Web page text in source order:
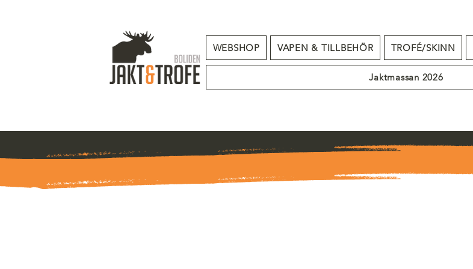
WEBSHOP VAPEN & TILLBEHÖR TROFÉ/SKINN
Jaktmassan 2026